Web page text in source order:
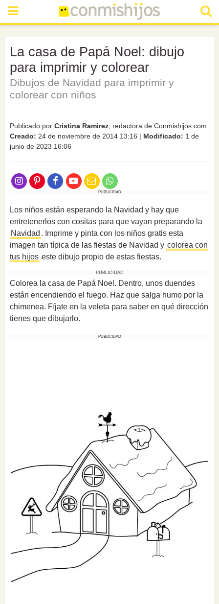
La casa de Papá Noel: dibujo
para imprimir y colorear
Dibujos de Navidad para imprimir y
colorear con niños
Publicado por Cristina Ramirez , redactora de Conmishijos.com
Creado: 24 de noviembre de 2014 13:16 | Modificado: 1 de
junio de 2023 16:06
PUBLICIDAD
Los niños están esperando la Navidad y hay que
entretenerlos con cositas para que vayan preparando la
Navidad . Imprime y pinta con los niños gratis esta
imagen tan típica de las fiestas de Navidad y colorea con
tus hijos este dibujo propio de estas fiestas.
PUBLICIDAD
Colorea la casa de Papá Noel. Dentro, unos duendes
están encendiendo el fuego. Haz que salga humo por la
chimenea. Fíjate en la veleta para saber en qué dirección
tienes que dibujarlo.
PUBLICIDAD